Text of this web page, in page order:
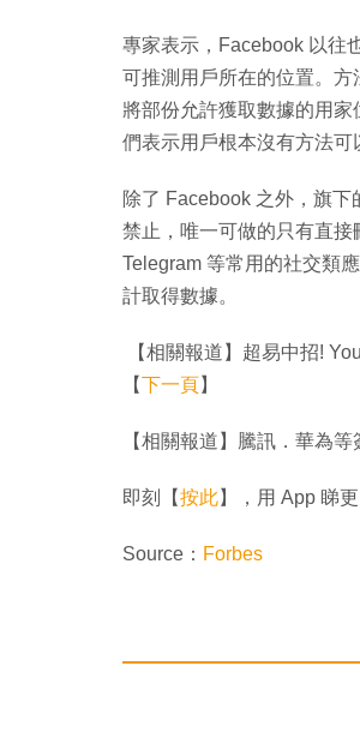
專家表示，Facebook 以往
可推測用戶所在的位置。
將部份允許獲取數據的用
們表示用戶根本沒有方法可
除了 Facebook 之外，旗
禁止，唯一可做的只有直接
Telegram 等常用的社交類
計取得數據。
【相關報道】超易中招!
【下一頁】
【相關報道】騰訊．華為
即刻【按此】，用 App 睇
Source： Forbes